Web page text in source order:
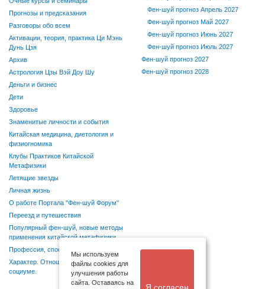
Прогнозы и предсказания
Разговоры обо всем
Активации, теория, практика Ци Мэнь
Дунь Цзя
Архив
Астрология Цзы Вэй Доу Шу
Деньги и бизнес
Дети
Здоровье
Знаменитые личности и события
Китайская медицина, диетология и
физиогномика
Клубы Практиков Китайской
Метафизики
Летящие звезды
Личная жизнь
О работе Портала "Фен-шуй Форум"
Переезд и путешествия
Популярный фен-шуй, новые методы
применения китайской метафизики
Профессия, способности, хобби
Характер. Отношения в семье и
социуме.
Фен-шуй прогноз Апрель 2027
Фен-шуй прогноз Май 2027
Фен-шуй прогноз Июнь 2027
Фен-шуй прогноз Июль 2027
Фен-шуй прогноз 2027
Фен-шуй прогноз 2028
Мы используем
файлы cookies для
улучшения работы
сайта. Оставаясь на
Я согласен